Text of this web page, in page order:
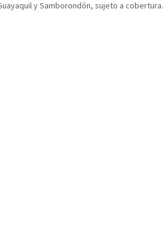
y Samborondón, sujeto a cobertura.